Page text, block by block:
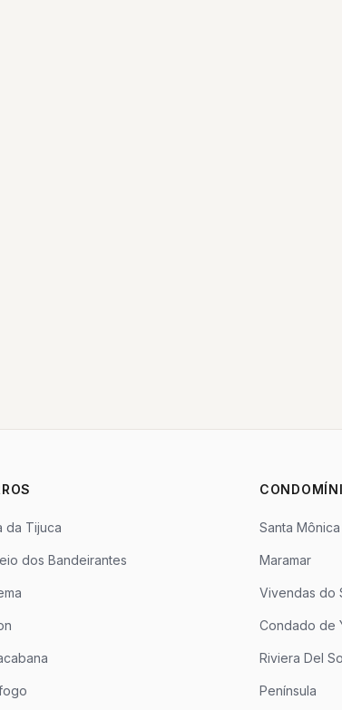
da Tijuca
dos Bandeirantes
Santa
Maramar
Vivendas do
Condado de
Riviera Del
Península